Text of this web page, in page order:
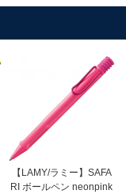
【LAMY/ラミー】SAFA
RI ボールペン neonpink